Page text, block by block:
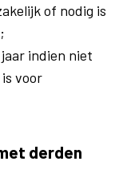
of nodig is
indien niet
voor
derden